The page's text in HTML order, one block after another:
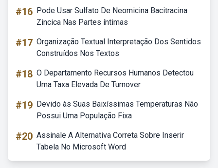
#16 Pode Usar Sulfato De Neomicina Bacitracina
Zincica Nas Partes íntimas
#17 Organização Textual Interpretação Dos Sentidos
Construídos Nos Textos
#18 O Departamento Recursos Humanos Detectou
Uma Taxa Elevada De Turnover
#19 Devido às Suas Baixíssimas Temperaturas Não
Possui Uma População Fixa
#20 Assinale A Alternativa Correta Sobre Inserir
Tabela No Microsoft Word